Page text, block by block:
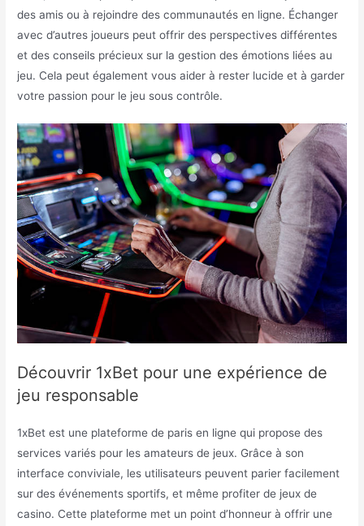
des amis ou à rejoindre des communautés en ligne. Échanger
avec d’autres joueurs peut offrir des perspectives différentes
et des conseils précieux sur la gestion des émotions liées au
jeu. Cela peut également vous aider à rester lucide et à garder
votre passion pour le jeu sous contrôle.
Découvrir 1xBet pour une expérience de
jeu responsable
1xBet est une plateforme de paris en ligne qui propose des
services variés pour les amateurs de jeux. Grâce à son
interface conviviale, les utilisateurs peuvent parier facilement
sur des événements sportifs, et même profiter de jeux de
casino. Cette plateforme met un point d’honneur à offrir une